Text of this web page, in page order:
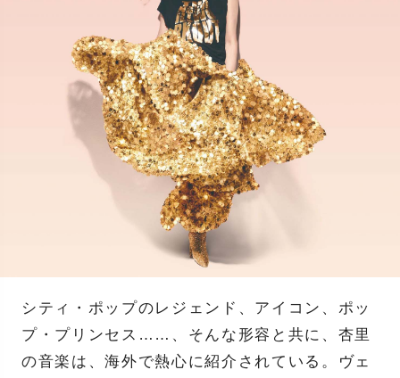
シティ・ポップのレジェンド、アイコン、ポッ
プ・プリンセス……、そんな形容と共に、杏里
の音楽は、海外で熱心に紹介されている。ヴェ